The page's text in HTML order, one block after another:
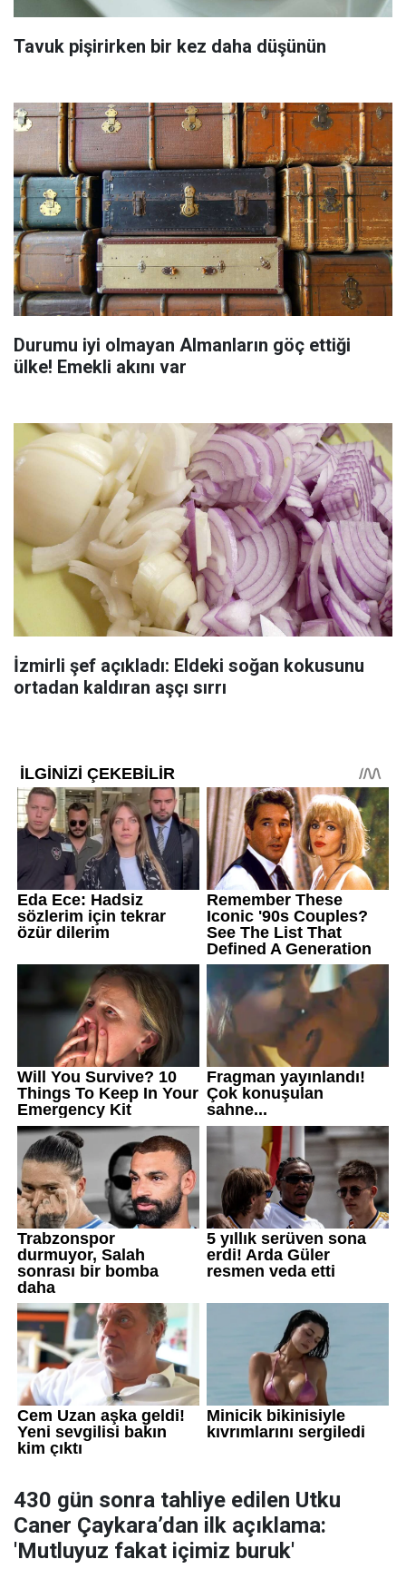
Tavuk pişirirken bir kez daha düşünün
Durumu iyi olmayan Almanların göç ettiği
ülke! Emekli akını var
İzmirli şef açıkladı: Eldeki soğan kokusunu
ortadan kaldıran aşçı sırrı
430 gün sonra tahliye edilen Utku
Caner Çaykara’dan ilk açıklama:
'Mutluyuz fakat içimiz buruk'